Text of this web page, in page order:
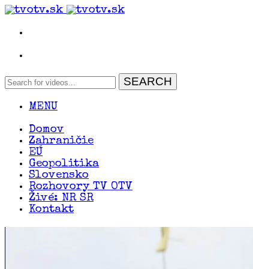
MENU
Domov
Zahraničie
EÚ
Geopolitika
Slovensko
Rozhovory TV OTV
Živé: NR SR
Kontakt